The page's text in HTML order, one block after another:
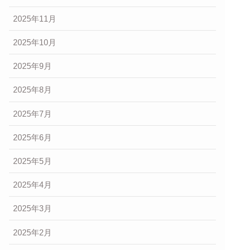
2025年11月
2025年10月
2025年9月
2025年8月
2025年7月
2025年6月
2025年5月
2025年4月
2025年3月
2025年2月